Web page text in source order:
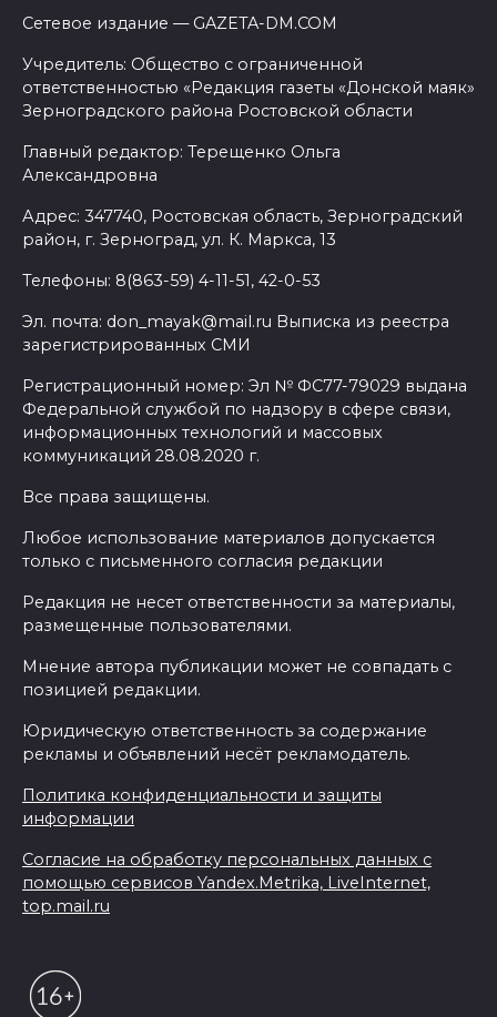
Сетевое издание — GAZETA-DM.COM
Учредитель: Общество с ограниченной
ответственностью «Редакция газеты «Донской маяк»
Зерноградского района Ростовской области
Главный редактор: Терещенко Ольга
Александровна
Адрес: 347740, Ростовская область, Зерноградский
район, г. Зерноград, ул. К. Маркса, 13
Телефоны: 8(863-59) 4-11-51, 42-0-53
Эл. почта: don_mayak@mail.ru Выписка из реестра
зарегистрированных СМИ
Регистрационный номер: Эл № ФС77-79029 выдана
Федеральной службой по надзору в сфере связи,
информационных технологий и массовых
коммуникаций 28.08.2020 г.
Все права защищены.
Любое использование материалов допускается
только с письменного согласия редакции
Редакция не несет ответственности за материалы,
размещенные пользователями.
Мнение автора публикации может не совпадать с
позицией редакции.
Юридическую ответственность за содержание
рекламы и объявлений несёт рекламодатель.
Политика конфиденциальности и защиты
информации
Согласие на обработку персональных данных с
помощью сервисов Yandex.Metrika, LiveInternet,
top.mail.ru